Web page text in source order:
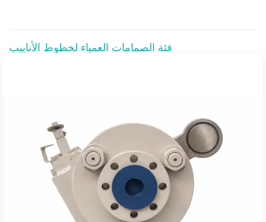
فئة الصمامات العمياء لخطوط الأنابيب